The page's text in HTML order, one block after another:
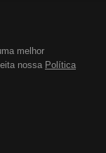
melhor
nossa Política